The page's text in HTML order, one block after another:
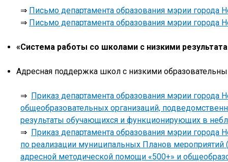
⇒ Письмо департамента образования мэрии города
⇒ Письмо департамента образования мэрии
«Система работы со школами с низкими
Адресная поддержка школ с низкими
⇒ Приказ департамента образования мэрии
общеобразовательных организаций,
результаты обучающихся и функционирующих в
⇒ Приказ департамента образования мэрии
по реализации муниципальных Планов мероприятий
адресной методической помощи «500+» и